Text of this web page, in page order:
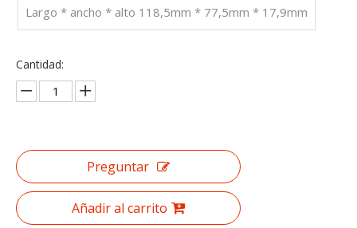
Largo * ancho * alto 118,5mm * 77,5mm * 17,9mm
Cantidad:
Preguntar
Añadir al carrito